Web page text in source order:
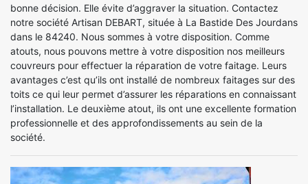
bonne décision. Elle évite d’aggraver la situation. Contactez
notre société Artisan DEBART, située à La Bastide Des Jourdans
dans le 84240. Nous sommes à votre disposition. Comme
atouts, nous pouvons mettre à votre disposition nos meilleurs
couvreurs pour effectuer la réparation de votre faitage. Leurs
avantages c’est qu’ils ont installé de nombreux faitages sur des
toits ce qui leur permet d’assurer les réparations en connaissant
l’installation. Le deuxième atout, ils ont une excellente formation
professionnelle et des approfondissements au sein de la
société.